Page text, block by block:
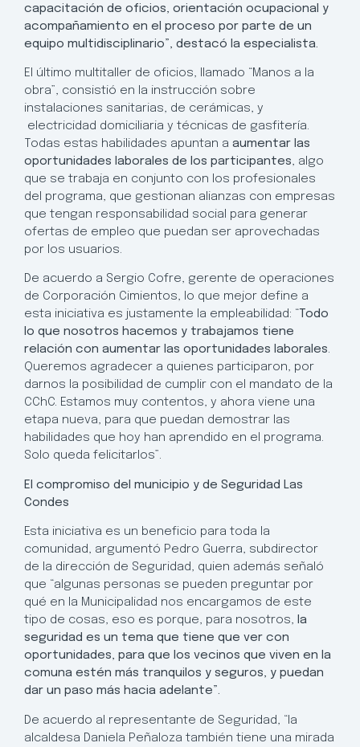
capacitación de oficios, orientación ocupacional y
acompañamiento en el proceso por parte de un
equipo multidisciplinario”, destacó la especialista.
El último multitaller de oficios, llamado “Manos a la
obra”, consistió en la instrucción sobre
instalaciones sanitarias, de cerámicas, y
electricidad domiciliaria y técnicas de gasfitería.
Todas estas habilidades apuntan a aumentar las
oportunidades laborales de los participantes, algo
que se trabaja en conjunto con los profesionales
del programa, que gestionan alianzas con empresas
que tengan responsabilidad social para generar
ofertas de empleo que puedan ser aprovechadas
por los usuarios.
De acuerdo a Sergio Cofre, gerente de operaciones
de Corporación Cimientos, lo que mejor define a
esta iniciativa es justamente la empleabilidad: “Todo
lo que nosotros hacemos y trabajamos tiene
relación con aumentar las oportunidades laborales.
Queremos agradecer a quienes participaron, por
darnos la posibilidad de cumplir con el mandato de la
CChC. Estamos muy contentos, y ahora viene una
etapa nueva, para que puedan demostrar las
habilidades que hoy han aprendido en el programa.
Solo queda felicitarlos”.
El compromiso del municipio y de Seguridad Las
Condes
Esta iniciativa es un beneficio para toda la
comunidad, argumentó Pedro Guerra, subdirector
de la dirección de Seguridad, quien además señaló
que “algunas personas se pueden preguntar por
qué en la Municipalidad nos encargamos de este
tipo de cosas, eso es porque, para nosotros, la
seguridad es un tema que tiene que ver con
oportunidades, para que los vecinos que viven en la
comuna estén más tranquilos y seguros, y puedan
dar un paso más hacia adelante”.
De acuerdo al representante de Seguridad, “la
alcaldesa Daniela Peñaloza también tiene una mirada